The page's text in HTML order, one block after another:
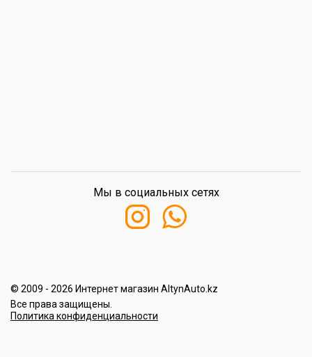
© 2009 - 2026 Интернет магазин AltynAuto.kz
Все права защищены.
Политика конфиденциальности
Мы в социальных сетях